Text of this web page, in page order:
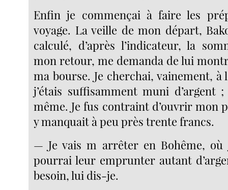
Enfin je commençai à faire les
voyage. La veille de mon départ,
calculé, d’après l’indicateur, la
mon retour, me demanda de lui
ma bourse. Je cherchai, vainement, à
j’étais suffisamment muni d’argent
même. Je fus contraint d’ouvrir mon
y manquait à peu près trente francs.
— Je vais m arrêter en Bohême, où
pourrai leur emprunter autant
besoin, lui dis-je.